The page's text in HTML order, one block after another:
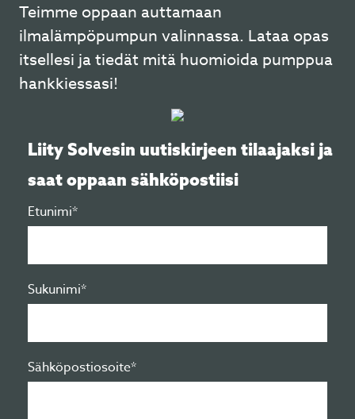
Teimme oppaan auttamaan
ilmalämpöpumpun valinnassa. Lataa opas
itsellesi ja tiedät mitä huomioida pumppua
hankkiessasi!
Liity Solvesin uutiskirjeen tilaajaksi ja
saat oppaan sähköpostiisi
Etunimi*
Sukunimi*
Sähköpostiosoite*